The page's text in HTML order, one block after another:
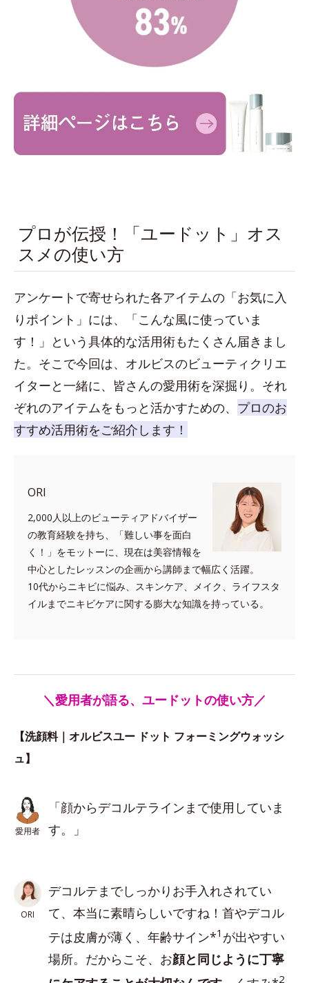
プロが伝授！「ユードット」オス
スメの使い方
アンケートで寄せられた各アイテムの「お気に入
りポイント」には、「こんな風に使っていま
す！」という具体的な活用術もたくさん届きまし
た。そこで今回は、オルビスのビューティクリエ
イターと一緒に、皆さんの愛用術を深掘り。それ
ぞれのアイテムをもっと活かすための、 プロのお
すすめ活用術をご紹介します！
ORI
2,000人以上のビューティアドバイザー
の教育経験を持ち、「難しい事を面白
く！」をモットーに、現在は美容情報を
中心としたレッスンの企画から講師まで幅広く活躍。
10代からニキビに悩み、スキンケア、メイク、ライフスタ
イルまでニキビケアに関する膨大な知識を持っている。
＼愛用者が語る、ユードットの使い方／
【洗顔料｜オルビスユー ドット フォーミングウォッシ
ュ】
愛用者
「顔からデコルテラインまで使用していま
す。」
ORI
デコルテまでしっかりお手入れされてい
て、本当に素晴らしいですね！首やデコル
テは皮膚が薄く、年齢サイン*1 が出やすい
場所。だからこそ、お顔と同じように丁寧
2